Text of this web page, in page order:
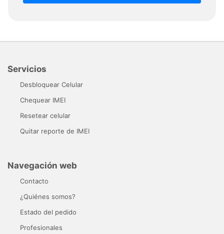
Servicios
Desbloquear Celular
Chequear IMEI
Resetear celular
Quitar reporte de IMEI
Navegación web
Contacto
¿Quiénes somos?
Estado del pedido
Profesionales